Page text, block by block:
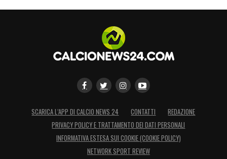
SCARICA L’APP DI CALCIO NEWS 24 CONTATTI
REDAZIONE
PRIVACY POLICY E TRATTAMENTO DEI DATI PERSONALI
INFORMATIVA ESTESA SUI COOKIE (COOKIE POLICY)
NETWORK SPORT REVIEW